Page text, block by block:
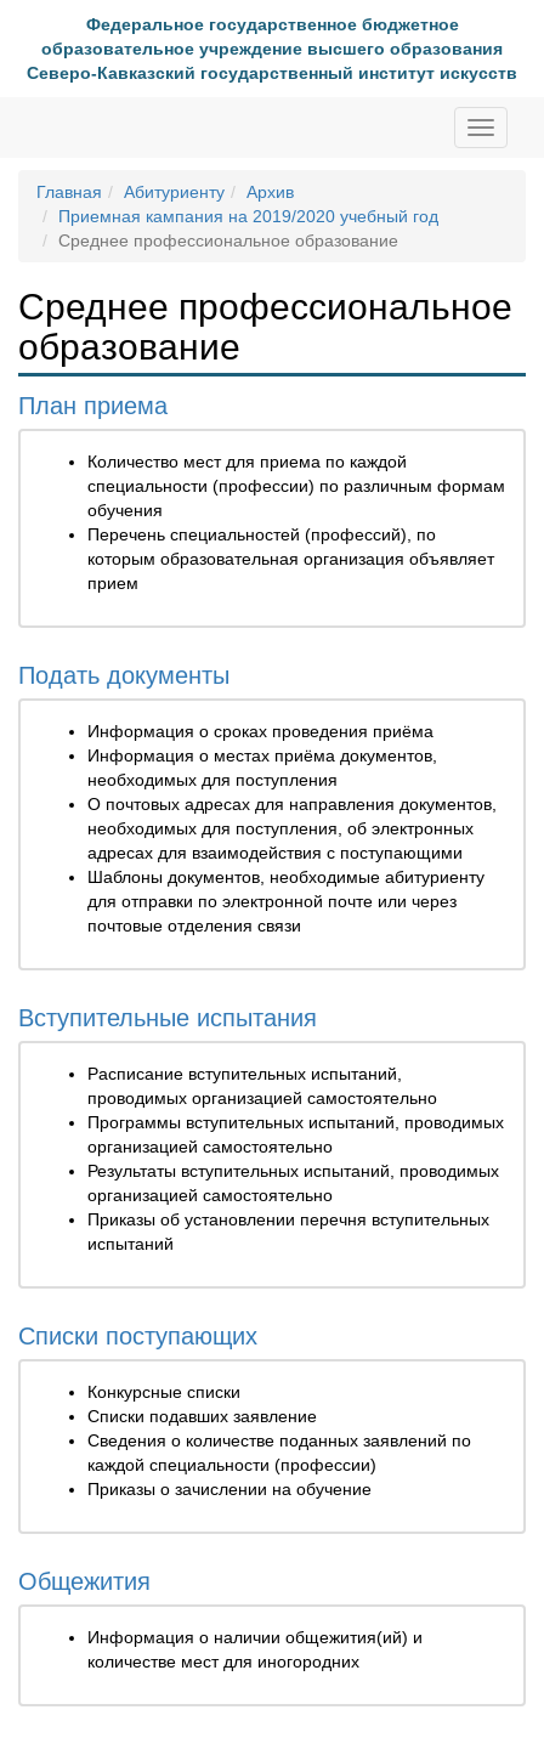
Федеральное государственное бюджетное
образовательное учреждение высшего образования
Северо-Кавказский государственный институт искусств
Toggle
Главная
Абитуриенту
Архив
Приемная кампания на 2019/2020 учебный год
Среднее профессиональное образование
Среднее профессиональное
образование
План приема
Количество мест для приема по каждой
специальности (профессии) по различным формам
обучения
Перечень специальностей (профессий), по
которым образовательная организация объявляет
прием
Подать документы
Информация о сроках проведения приёма
Информация о местах приёма документов,
необходимых для поступления
О почтовых адресах для направления документов,
необходимых для поступления, об электронных
адресах для взаимодействия с поступающими
Шаблоны документов, необходимые абитуриенту
для отправки по электронной почте или через
почтовые отделения связи
Вступительные испытания
Расписание вступительных испытаний,
проводимых организацией самостоятельно
Программы вступительных испытаний, проводимых
организацией самостоятельно
Результаты вступительных испытаний, проводимых
организацией самостоятельно
Приказы об установлении перечня вступительных
испытаний
Списки поступающих
Конкурсные списки
Списки подавших заявление
Сведения о количестве поданных заявлений по
каждой специальности (профессии)
Приказы о зачислении на обучение
Общежития
Информация о наличии общежития(ий) и
количестве мест для иногородних